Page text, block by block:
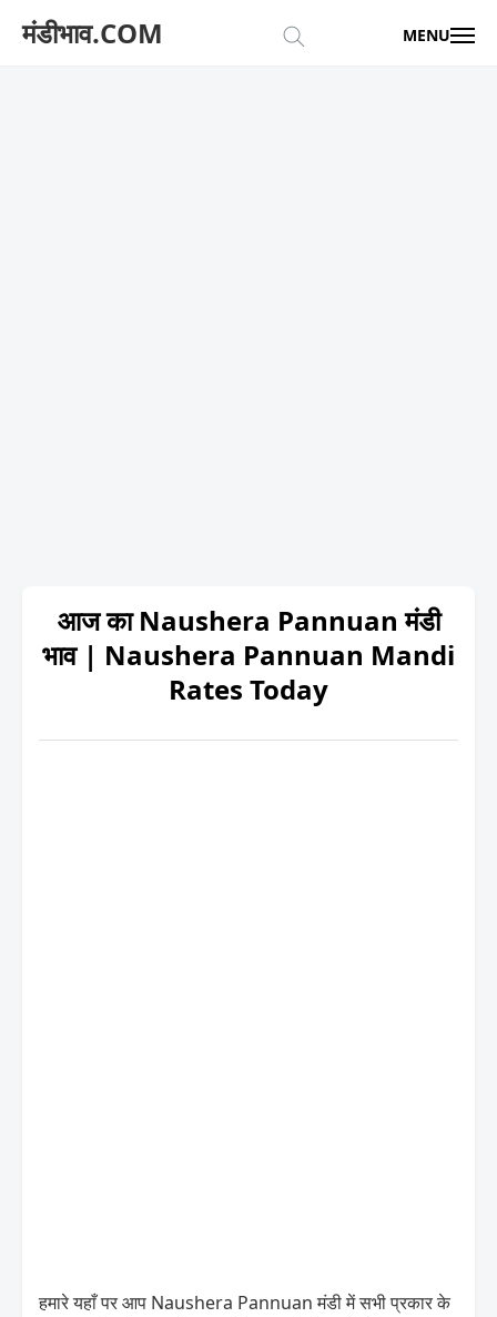
मंडीभाव.COM MENU
आज का Naushera Pannuan मंडी
भाव | Naushera Pannuan Mandi
Rates Today
हमारे यहाँ पर आप Naushera Pannuan मंडी में सभी प्रकार के